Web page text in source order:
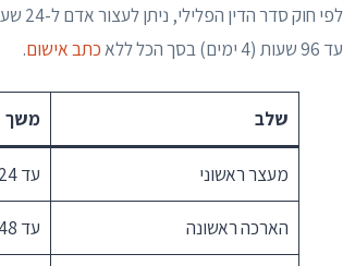
לפי
עד 96 שעות (4 ימים) בסך הכל ללא
כתב אישום.
שלב משך
מעצר ראשוני עד 24 שעות
הארכה ראשונה עד 48 שעות נוספות